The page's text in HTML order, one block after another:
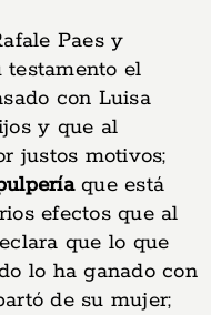
Paes y
testamento el
con Luisa
y que al
justos motivos;
que está
efectos que al
que lo que
lo ha ganado con
de su mujer;